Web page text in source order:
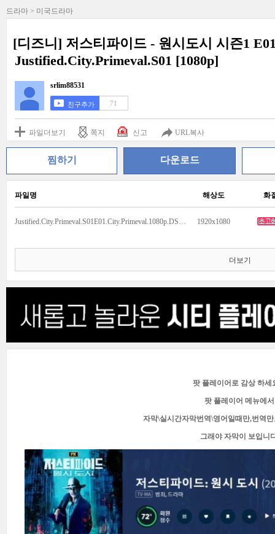
드라마 > 미국드라마
[디즈니] 저스티파이드 - 원시도시 시즌1
Justified.City.Primeval.S01 [1080p]
srlim88531
친구추가 71
파일더보기 쪽지 신고 URL복사
찜하기 다운로드
파일명 해상도 화
Justified.City.Primeval.S01E01.City.Primeval.1080p.DSNP.WEB-DL.DDP5.1.H.264-NTb.mkv 1920x1080
더보기
팟 플레이어로 감상 하세
팟 플레이어 메뉴에서
자막\실시간자막번역\영어일때만,번역
그래야 자막이 보입니